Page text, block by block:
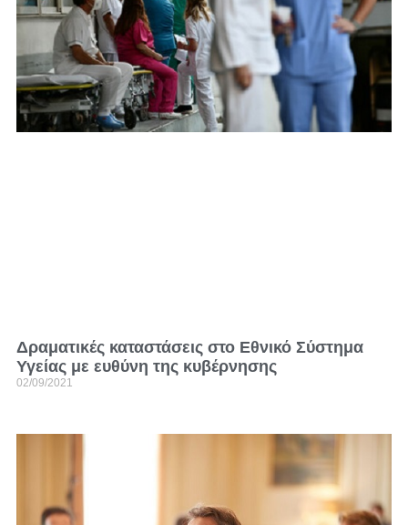
Δραματικές καταστάσεις στο Εθνικό Σύστημα
Υγείας με ευθύνη της κυβέρνησης
02/09/2021